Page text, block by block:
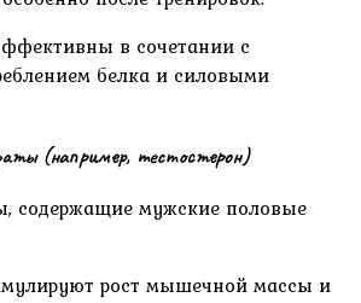
в сочетании с
белка и силовыми
(например, тестостерон)
содержащие мужские половые
рост мышечной массы и